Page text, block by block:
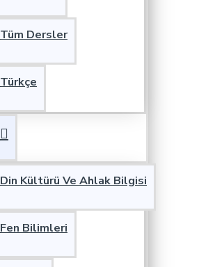
Tüm Dersler
Türkçe
Din Kültürü Ve Ahlak Bilgisi
Fen Bilimleri